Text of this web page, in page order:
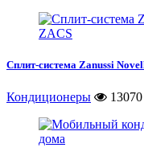
Сплит-система Zanussi
Кондиционеры 13070